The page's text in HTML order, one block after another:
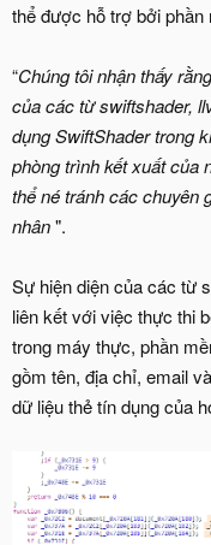
thể được hỗ trợ bởi phần
“Chúng tôi nhận thấy
của các từ swiftshader,
dụng SwiftShader trong
phòng trình kết xuất của
thể né tránh các chuyên
nhân".
Sự hiện diện của các từ
liên kết với việc thực thi
trong máy thực, phần
gồm tên, địa chỉ, email
dữ liệu thẻ tín dụng của